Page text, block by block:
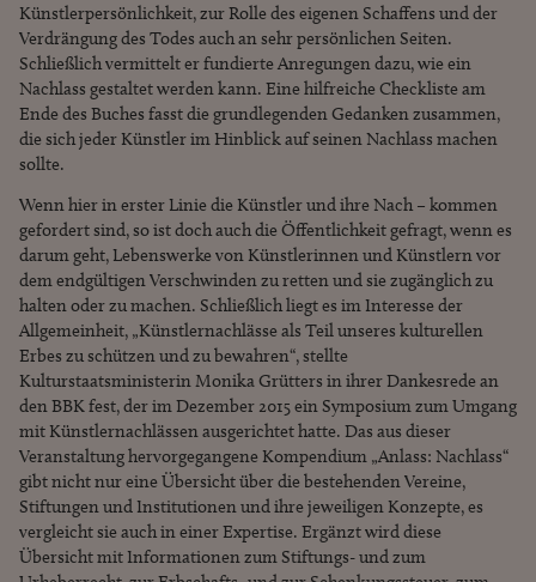
Künstlerpersönlichkeit, zur Rolle des eigenen Schaffens und der
Verdrängung des Todes auch an sehr persönlichen Seiten.
Schließlich vermittelt er fundierte Anregungen dazu, wie ein
Nachlass gestaltet werden kann. Eine hilfreiche Checkliste am
Ende des Buches fasst die grundlegenden Gedanken zusammen,
die sich jeder Künstler im Hinblick auf seinen Nachlass machen
sollte.
Wenn hier in erster Linie die Künstler und ihre Nach – kommen
gefordert sind, so ist doch auch die Öffentlichkeit gefragt, wenn es
darum geht, Lebenswerke von Künstlerinnen und Künstlern vor
dem endgültigen Verschwinden zu retten und sie zugänglich zu
halten oder zu machen. Schließlich liegt es im Interesse der
Allgemeinheit, „Künstlernachlässe als Teil unseres kulturellen
Erbes zu schützen und zu bewahren“, stellte
Kulturstaatsministerin Monika Grütters in ihrer Dankesrede an
den BBK fest, der im Dezember 2015 ein Symposium zum Umgang
mit Künstlernachlässen ausgerichtet hatte. Das aus dieser
Veranstaltung hervorgegangene Kompendium „Anlass: Nachlass“
gibt nicht nur eine Übersicht über die bestehenden Vereine,
Stiftungen und Institutionen und ihre jeweiligen Konzepte, es
vergleicht sie auch in einer Expertise. Ergänzt wird diese
Übersicht mit Informationen zum Stiftungs- und zum